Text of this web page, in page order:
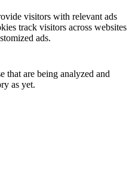
visitors with relevant ads
track visitors across websites
ads.
that are being analyzed and
as yet.